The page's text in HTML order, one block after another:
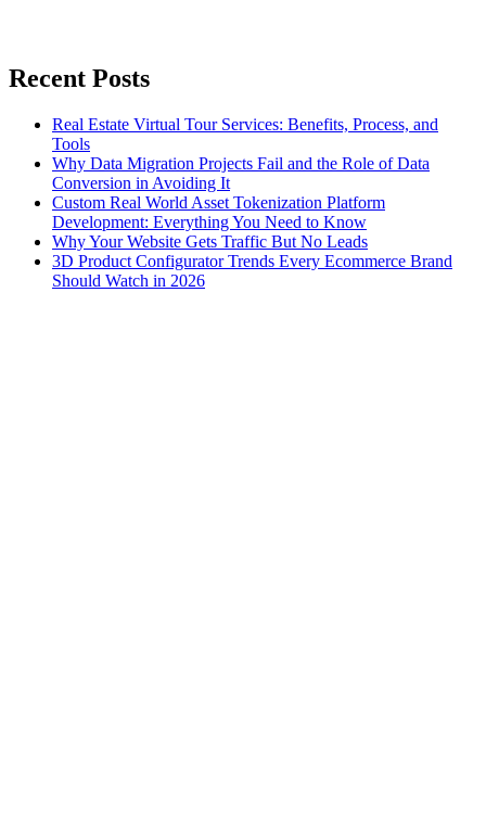
Recent Posts
Real Estate Virtual Tour Services: Benefits, Process, and
Tools
Why Data Migration Projects Fail and the Role of Data
Conversion in Avoiding It
Custom Real World Asset Tokenization Platform
Development: Everything You Need to Know
Why Your Website Gets Traffic But No Leads
3D Product Configurator Trends Every Ecommerce Brand
Should Watch in 2026